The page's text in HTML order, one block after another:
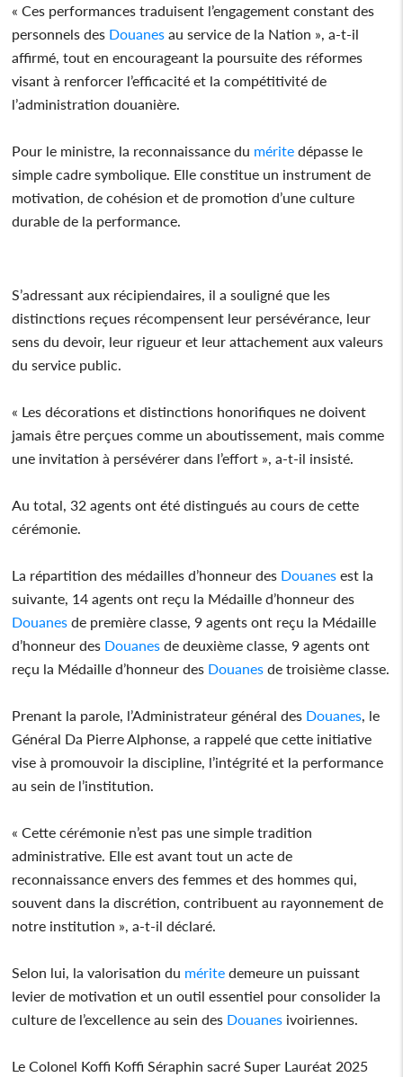
« Ces performances traduisent l’engagement constant des
personnels des Douanes au service de la Nation », a-t-il
affirmé, tout en encourageant la poursuite des réformes
visant à renforcer l’efficacité et la compétitivité de
l’administration douanière.
Pour le ministre, la reconnaissance du mérite dépasse le
simple cadre symbolique. Elle constitue un instrument de
motivation, de cohésion et de promotion d’une culture
durable de la performance.
S’adressant aux récipiendaires, il a souligné que les
distinctions reçues récompensent leur persévérance, leur
sens du devoir, leur rigueur et leur attachement aux valeurs
du service public.
« Les décorations et distinctions honorifiques ne doivent
jamais être perçues comme un aboutissement, mais comme
une invitation à persévérer dans l’effort », a-t-il insisté.
Au total, 32 agents ont été distingués au cours de cette
cérémonie.
La répartition des médailles d’honneur des Douanes est la
suivante, 14 agents ont reçu la Médaille d’honneur des
Douanes de première classe, 9 agents ont reçu la Médaille
d’honneur des Douanes de deuxième classe, 9 agents ont
reçu la Médaille d’honneur des Douanes de troisième classe.
Prenant la parole, l’Administrateur général des Douanes , le
Général Da Pierre Alphonse, a rappelé que cette initiative
vise à promouvoir la discipline, l’intégrité et la performance
au sein de l’institution.
« Cette cérémonie n’est pas une simple tradition
administrative. Elle est avant tout un acte de
reconnaissance envers des femmes et des hommes qui,
souvent dans la discrétion, contribuent au rayonnement de
notre institution », a-t-il déclaré.
Selon lui, la valorisation du mérite demeure un puissant
levier de motivation et un outil essentiel pour consolider la
culture de l’excellence au sein des Douanes ivoiriennes.
Le Colonel Koffi Koffi Séraphin sacré Super Lauréat 2025